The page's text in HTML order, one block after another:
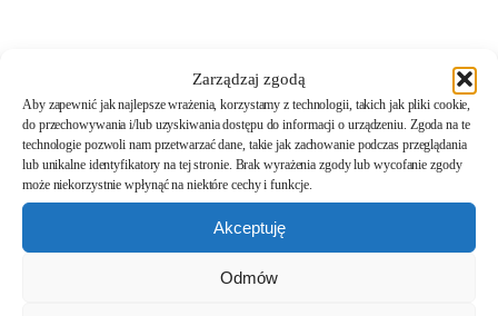
Zarządzaj zgodą
Aby zapewnić jak najlepsze wrażenia, korzystamy z technologii, takich jak pliki cookie,
do przechowywania i/lub uzyskiwania dostępu do informacji o urządzeniu. Zgoda na te
technologie pozwoli nam przetwarzać dane, takie jak zachowanie podczas przeglądania
lub unikalne identyfikatory na tej stronie. Brak wyrażenia zgody lub wycofanie zgody
może niekorzystnie wpłynąć na niektóre cechy i funkcje.
Akceptuję
Odmów
REVA 1
REVA 2
REVA 3